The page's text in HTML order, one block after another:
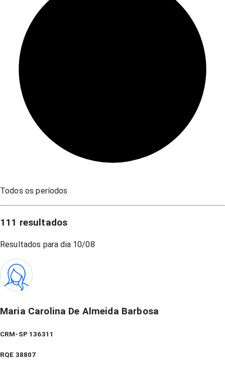
Todos os períodos
111 resultados
Resultados para dia 10/08
Maria Carolina De Almeida Barbosa
CRM-SP 136311
RQE 38807